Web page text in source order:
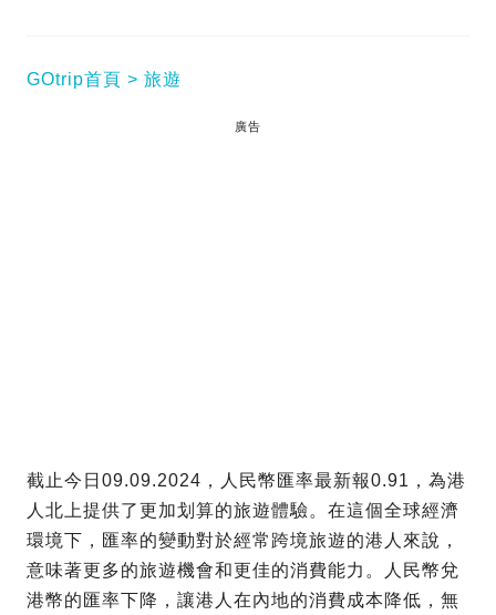
GOtrip首頁 旅遊
廣告
截止今日09.09.2024，人民幣匯率最新報0.91，為港
人北上提供了更加划算的旅遊體驗。在這個全球經濟
環境下，匯率的變動對於經常跨境旅遊的港人來說，
意味著更多的旅遊機會和更佳的消費能力。人民幣兌
港幣的匯率下降，讓港人在內地的消費成本降低，無